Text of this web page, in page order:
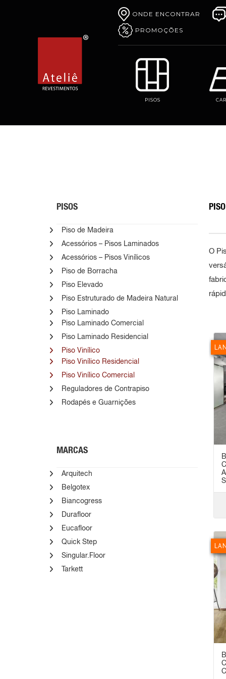
ONDE ENCONTRAR
PROMOÇÕES
PISOS
O
PISOS
Piso de Madeira
Acessórios – Pisos Laminados
Acessórios – Pisos Vinílicos
Piso de Borracha
Piso Elevado
Piso Estruturado de Madeira Natural
Piso Laminado
Piso Laminado Comercial
Piso Laminado Residencial
Piso Vinílico
Piso Vinílico Residencial
Piso Vinílico Comercial
Reguladores de Contrapiso
Rodapés e Guarnições
MARCAS
Arquitech
Belgotex
Biancogress
Durafloor
Eucafloor
Quick Step
Singular.Floor
Tarkett